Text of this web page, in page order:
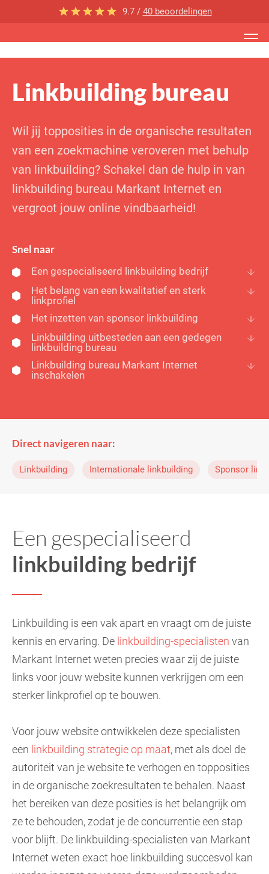
9.7 / 40 beoordelingen
Linkbuilding bureau
Wil jij topposities in de organische resultaten
van een zoekmachine veroveren met behulp
van linkbuilding? Schakel dan de hulp in van
linkbuilding bureau Markant Internet en
vergroot jouw online vindbaarheid!
Snel naar
Een gespecialiseerd linkbuilding bedrijf
Het belang van een kwalitatief en sterk
linkprofiel
Het inzetten van sponsor linkbuilding
Linkbuilding uitbesteden aan een gedegen
linkbuilding bureau
Linkbuilding bureau Markant Internet
inschakelen
Direct navigeren naar:
Linkbuilding Internationale linkbuilding Sponsor
Een gespecialiseerd
linkbuilding bedrijf
Linkbuilding is een vak apart en vraagt om de juiste
kennis en ervaring. De linkbuilding-specialisten van
Markant Internet weten precies waar zij de juiste
links voor jouw website kunnen verkrijgen om een
sterker linkprofiel op te bouwen.
Voor jouw website ontwikkelen deze specialisten
een linkbuilding strategie op maat, met als doel de
autoriteit van je website te verhogen en topposities
in de organische zoekresultaten te behalen. Naast
het bereiken van deze posities is het belangrijk om
ze te behouden, zodat je de concurrentie een stap
voor blijft. De linkbuilding-specialisten van Markant
Internet weten exact hoe linkbuilding succesvol kan